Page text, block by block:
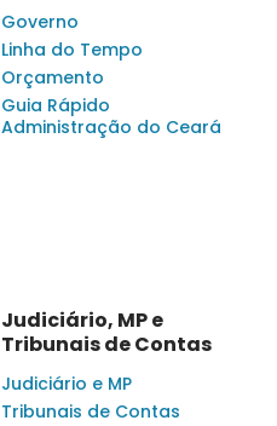
Governo
Linha do Tempo
Orçamento
Guia Rápido
Administração do Ceará
Judiciário, MP e
Tribunais de Contas
Judiciário e MP
Tribunais de Contas